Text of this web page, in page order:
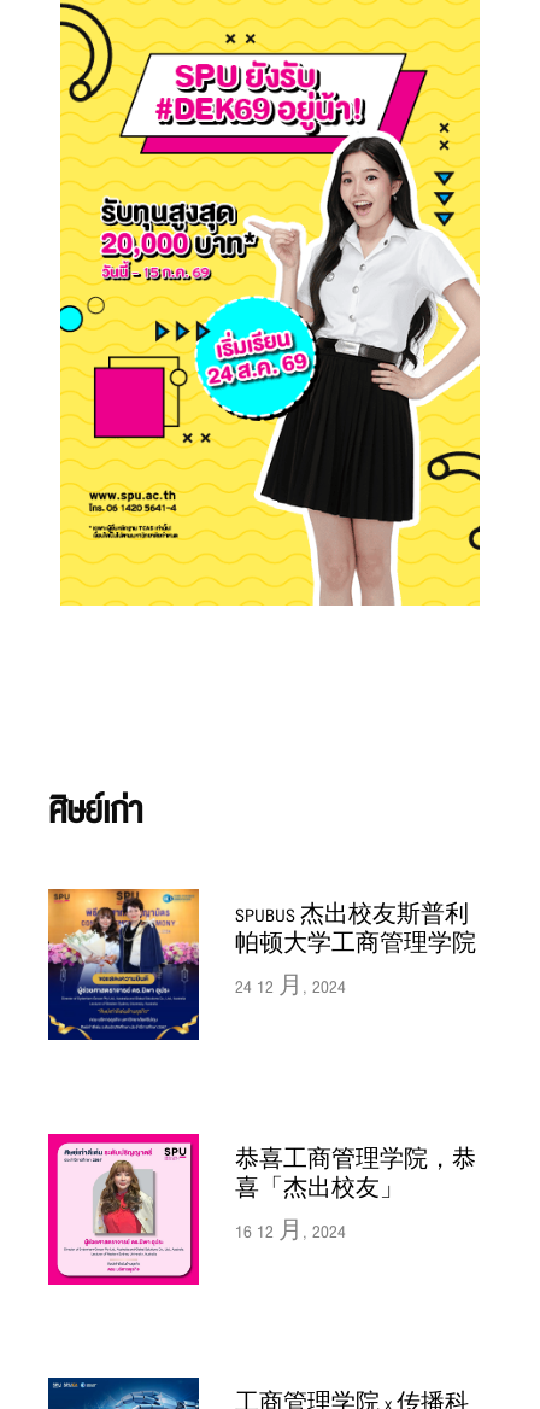
ศิษย์เก่า
SPUBUS 杰出校友斯普利
帕顿大学工商管理学院
24 12 月, 2024
恭喜工商管理学院，恭
喜「杰出校友」
16 12 月, 2024